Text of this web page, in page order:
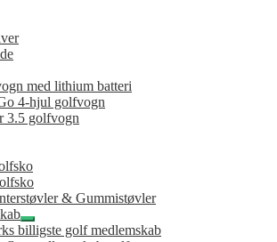
med lithium batteri
4-hjul golfvogn
3.5 golfvogn
& Gummistøvler
Udfold
undermenu
billigste golf medlemskab